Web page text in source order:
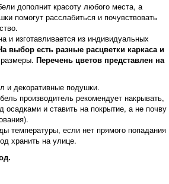
дополнит красоту любого места, а
помогут расслабиться и почувствовать
и изготавливается из индивидуальных
выбор есть разные расцветки каркаса и
Перечень цветов представлен на
и декоративные подушки.
производитель рекомендует накрывать,
осадками и ставить на покрытие, а не почву
температуры, если нет прямого попадания
хранить на улице.